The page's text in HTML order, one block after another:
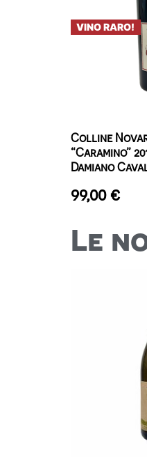
VINO RARO!
Colline
“Caramino”
Damiano
99,00€
Le